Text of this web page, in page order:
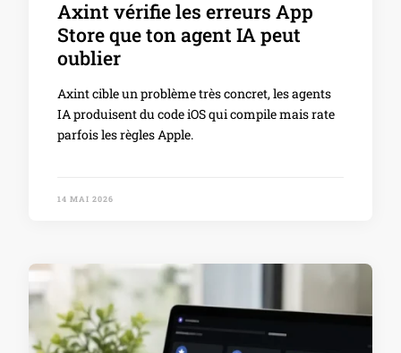
Axint vérifie les erreurs App
Store que ton agent IA peut
oublier
Axint cible un problème très concret, les agents
IA produisent du code iOS qui compile mais rate
parfois les règles Apple.
14 MAI 2026